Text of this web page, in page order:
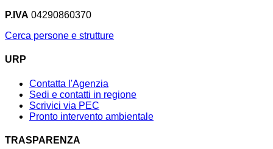
P.IVA 04290860370
Cerca persone e strutture
URP
Contatta l'Agenzia
Sedi e contatti in regione
Scrivici via PEC
Pronto intervento ambientale
TRASPARENZA